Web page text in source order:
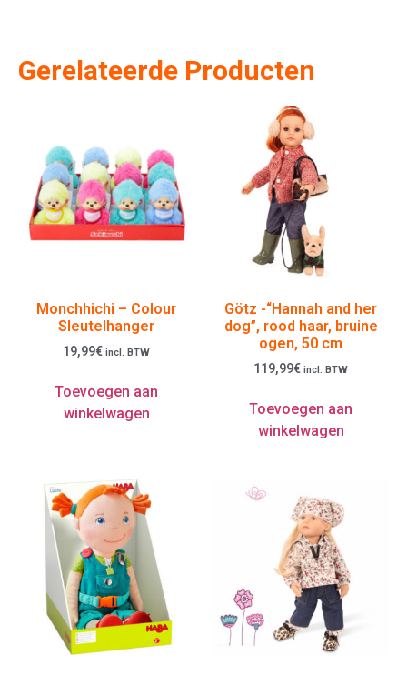
Gerelateerde Producten
Monchhichi – Colour
Sleutelhanger
19,99€ incl. BTW
Toevoegen aan
winkelwagen
Götz -“Hannah and her
dog”, rood haar, bruine
ogen, 50 cm
119,99€ incl. BTW
Toevoegen aan
winkelwagen